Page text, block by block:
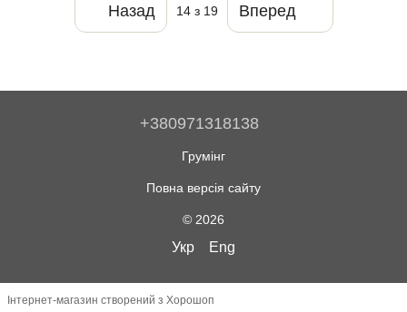
Назад 14з 19 Вперед
+380971318138
Грумінг
Повна версія сайту
© 2026
Укр Eng
Інтернет-магазин створений з Хорошоп